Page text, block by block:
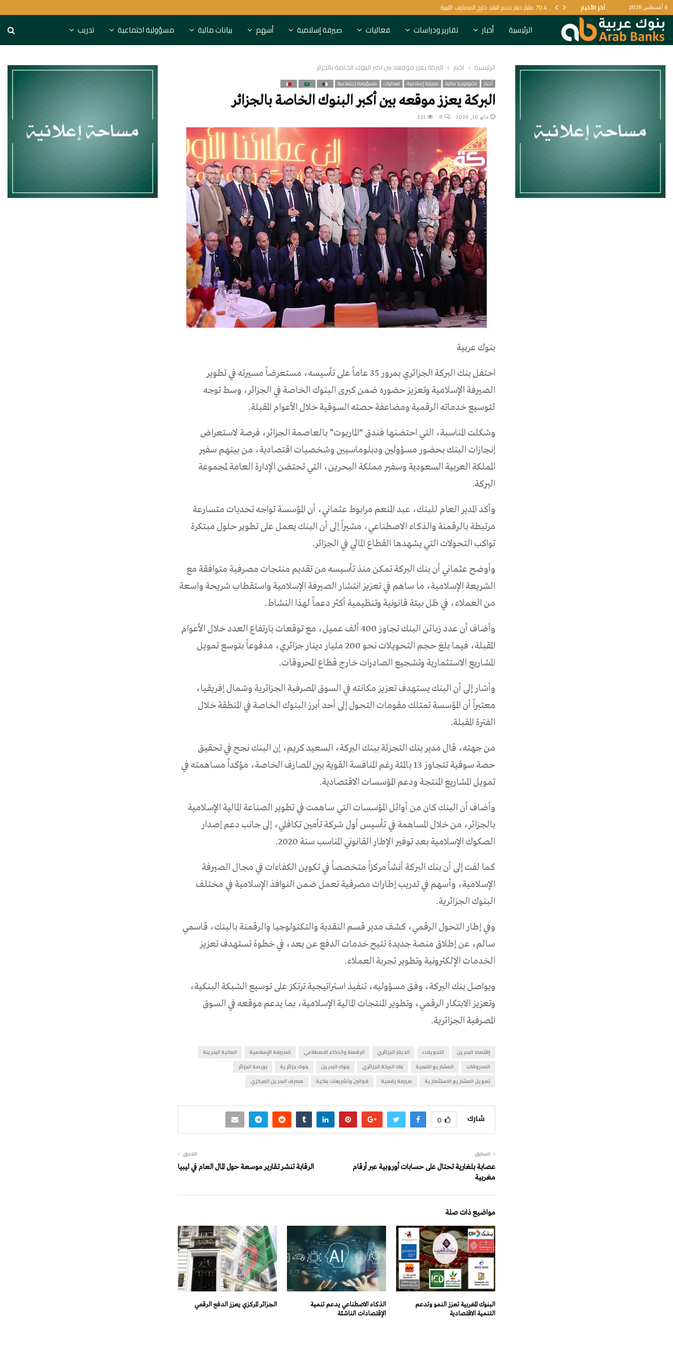
6 أغسطس 2026 آخر الأخبار 70.4 مليار دينار حجم النقد خارج المصارف الليبية
الرئيسية أخبار تقارير ودراسات فعاليات صيرفة إسلامية أسهم بيانات مالية مسؤولية اجتماعية تدريب
الرئيسية أخبار البركة يعزز موقعه بين أكبر البنوك الخاصة بالجزائر
أخبار تكنولوجيا مالية صيرفة إسلامية فعاليات مسؤولية إجتماعية
البركة يعزز موقعه بين أكبر البنوك الخاصة بالجزائر
مايو 16, 2026 0
121
بنوك عربية
احتفل بنك البركة الجزائري بمرور 35 عاماً على تأسيسه، مستعرضاً مسيرته في تطوير
الصيرفة الإسلامية وتعزيز حضوره ضمن كبرى البنوك الخاصة في الجزائر، وسط توجه
لتوسيع خدماته الرقمية ومضاعفة حصته السوقية خلال الأعوام المقبلة.
وشكلت المناسبة، التي احتضنها فندق “الماريوت” بالعاصمة الجزائر، فرصة لاستعراض
إنجازات البنك بحضور مسؤولين ودبلوماسيين وشخصيات اقتصادية، من بينهم سفير
المملكة العربية السعودية وسفير مملكة البحرين، التي تحتضن الإدارة العامة لمجموعة
البركة.
وأكد المدير العام للبنك، عبد المنعم مرابوط عثماني، أن المؤسسة تواجه تحديات متسارعة
مرتبطة بالرقمنة والذكاء الاصطناعي، مشيراً إلى أن البنك يعمل على تطوير حلول مبتكرة
تواكب التحولات التي يشهدها القطاع المالي في الجزائر.
وأوضح عثماني أن بنك البركة تمكن منذ تأسيسه من تقديم منتجات مصرفية متوافقة مع
الشريعة الإسلامية، ما ساهم في تعزيز انتشار الصيرفة الإسلامية واستقطاب شريحة واسعة
من العملاء، في ظل بيئة قانونية وتنظيمية أكثر دعماً لهذا النشاط.
وأضاف أن عدد زبائن البنك تجاوز 400 ألف عميل، مع توقعات بارتفاع العدد خلال الأعوام
المقبلة، فيما بلغ حجم التحويلات نحو 200 مليار دينار جزائري، مدفوعاً بتوسع تمويل
المشاريع الاستثمارية وتشجيع الصادرات خارج قطاع المحروقات.
وأشار إلى أن البنك يستهدف تعزيز مكانته في السوق المصرفية الجزائرية وشمال إفريقيا،
معتبراً أن المؤسسة تمتلك مقومات التحول إلى أحد أبرز البنوك الخاصة في المنطقة خلال
الفترة المقبلة.
من جهته، قال مدير بنك التجزئة ببنك البركة، السعيد كريم، إن البنك نجح في تحقيق
حصة سوقية تتجاوز 13 بالمئة رغم المنافسة القوية بين المصارف الخاصة، مؤكداً مساهمته في
تمويل المشاريع المنتجة ودعم المؤسسات الاقتصادية.
وأضاف أن البنك كان من أوائل المؤسسات التي ساهمت في تطوير الصناعة المالية الإسلامية
بالجزائر، من خلال المساهمة في تأسيس أول شركة تأمين تكافلي، إلى جانب دعم إصدار
الصكوك الإسلامية بعد توفير الإطار القانوني المناسب سنة 2020.
كما لفت إلى أن بنك البركة أنشأ مركزاً متخصصاً في تكوين الكفاءات في مجال الصيرفة
الإسلامية، وأسهم في تدريب إطارات مصرفية تعمل ضمن النوافذ الإسلامية في مختلف
البنوك الجزائرية.
وفي إطار التحول الرقمي، كشف مدير قسم النقدية والتكنولوجيا والرقمنة بالبنك، قاسمي
سالم، عن إطلاق منصة جديدة تتيح خدمات الدفع عن بعد، في خطوة تستهدف تعزيز
الخدمات الإلكترونية وتطوير تجربة العملاء.
ويواصل بنك البركة، وفق مسؤوليه، تنفيذ استراتيجية ترتكز على توسيع الشبكة البنكية،
وتعزيز الابتكار الرقمي، وتطوير المنتجات المالية الإسلامية، بما يدعم موقعه في السوق
المصرفية الجزائرية.
إقتصاد البحرين التحويلات الدينار الجزائري الرقمنة والذكاء الاصطناعي الصيرفة الإسلامية
المالية البحرينة
المحروقات
المشاريع التنمية بنك البركة الجزائري بنوك البحرين بنوك جزائرية
بورصة الجزائر
تمويل المشاريع الاستثمارية
صيرفة رقمية قوانين وتشربعات بنكية مصرف البحرين المركزي
شارك 0
السابق
عصابة بلغارية تحتال على حسابات أوروبية عبر أرقام
مغربية
اللاحق
الرقابة تنشر تقارير موسعة حول المال العام في ليبيا
مواضيع ذات صلة
البنوك المغربية تعزز النمو وتدعم
التنمية الاقتصادية
الذكاء الاصطناعي يدعم تنمية
الإقتصادات الناشئة
الجزائر المركزي يعزز الدفع الرقمي